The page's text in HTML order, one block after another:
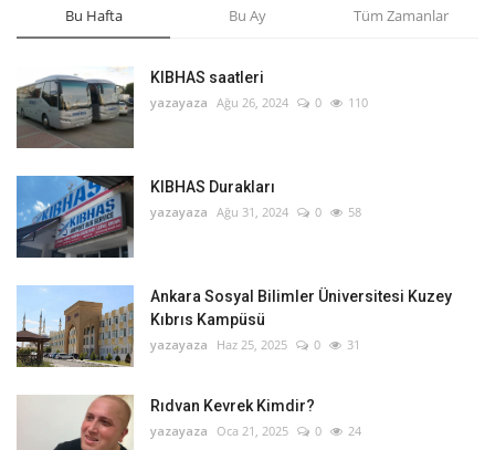
Bu Hafta Bu Ay Tüm Zamanlar
KIBHAS saatleri
yazayaza Ağu 26, 2024 0 110
KIBHAS Durakları
yazayaza Ağu 31, 2024 0 58
Ankara Sosyal Bilimler Üniversitesi Kuzey
Kıbrıs Kampüsü
yazayaza Haz 25, 2025 0 31
Rıdvan Kevrek Kimdir?
yazayaza Oca 21, 2025 0 24